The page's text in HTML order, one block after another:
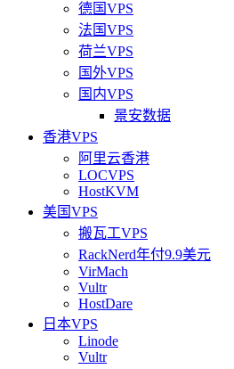
德国VPS
法国VPS
荷兰VPS
国外VPS
国内VPS
景安数据
香港VPS
阿里云香港
LOCVPS
HostKVM
美国VPS
搬瓦工VPS
RackNerd年付9.9美元
VirMach
Vultr
HostDare
日本VPS
Linode
Vultr